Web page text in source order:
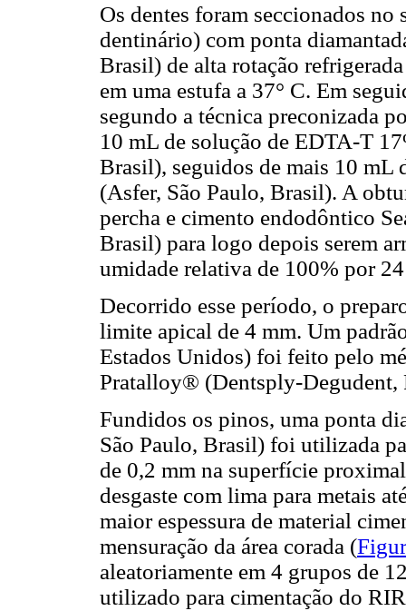
Os dentes foram seccionados
dentinário) com ponta
Brasil) de alta rotação
em uma estufa a 37° C. Em
segundo a técnica preconizada
10 mL de solução de EDTA-T
Brasil), seguidos de mais 10
(Asfer, São Paulo, Brasil). A
percha e cimento endodôntico
Brasil) para logo depois serem
umidade relativa de 100% por
Decorrido esse período, o
limite apical de 4 mm. Um
Estados Unidos) foi feito pelo
Pratalloy® (Dentsply-Degudent,
Fundidos os pinos, uma ponta
São Paulo, Brasil) foi utilizada
de 0,2 mm na superfície
desgaste com lima para metais
maior espessura de material
mensuração da área corada (
aleatoriamente em 4 grupos de
utilizado para cimentação do